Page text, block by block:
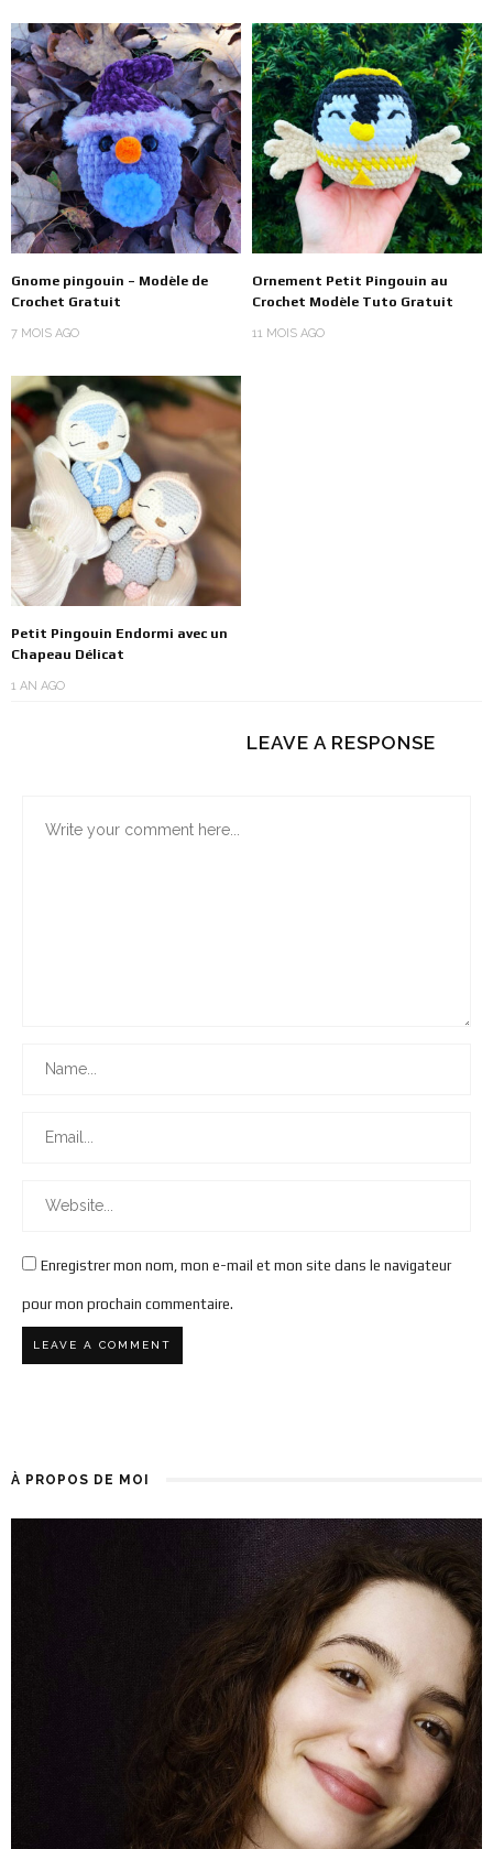
Gnome pingouin – Modèle de
Crochet Gratuit
7 MOIS AGO
Ornement Petit Pingouin au
Crochet Modèle Tuto Gratuit
11 MOIS AGO
Petit Pingouin Endormi avec un
Chapeau Délicat
1 AN AGO
LEAVE A RESPONSE
Enregistrer mon nom, mon e-mail et mon site dans le navigateur
pour mon prochain commentaire.
À PROPOS DE MOI